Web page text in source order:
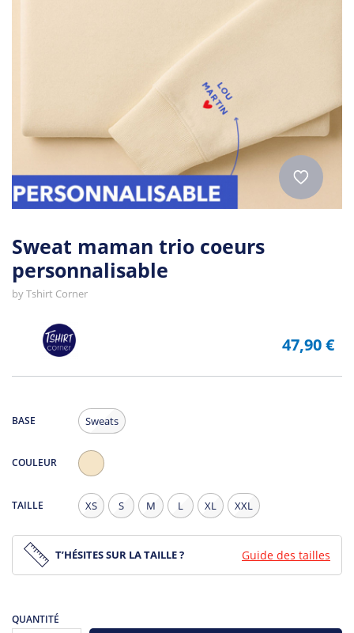
Sweat maman trio coeurs
personnalisable
byTshirt Corner
47,90 €
BASE Sweats
COULEUR
-
légèrement
TAILLE XS S M L XL XXL
T’HÉSITES SUR LA TAILLE ? Guide des tailles
QUANTITÉ